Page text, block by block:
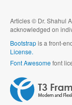
Articles© Dr. Shahul
acknowledged on
Bootstrapis a front-
License.
Font Awesomefont